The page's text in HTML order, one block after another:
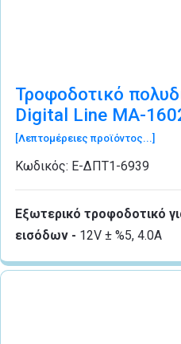
Τροφοδοτικό
Digital Line MA-
[Λεπτομέρειες προϊόντος...]
Κωδικός: Ε-ΔΠΤ1-6939
Εξωτερικό τροφοδοτικό
εισόδων - 12V ± %5, 4.0A